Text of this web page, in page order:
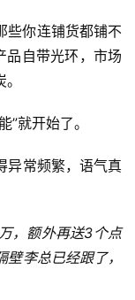
你连铺货都铺不
品自带光环，市场
就开始了。
异常频繁，语气真
，额外再送3个点
李总已经跟了，